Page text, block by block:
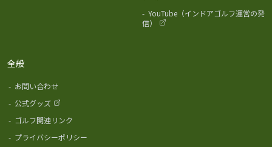
- YouTube（インドアゴルフ運営の発
信）
全般
- お問い合わせ
- 公式グッズ
- ゴルフ関連リンク
- プライバシーポリシー